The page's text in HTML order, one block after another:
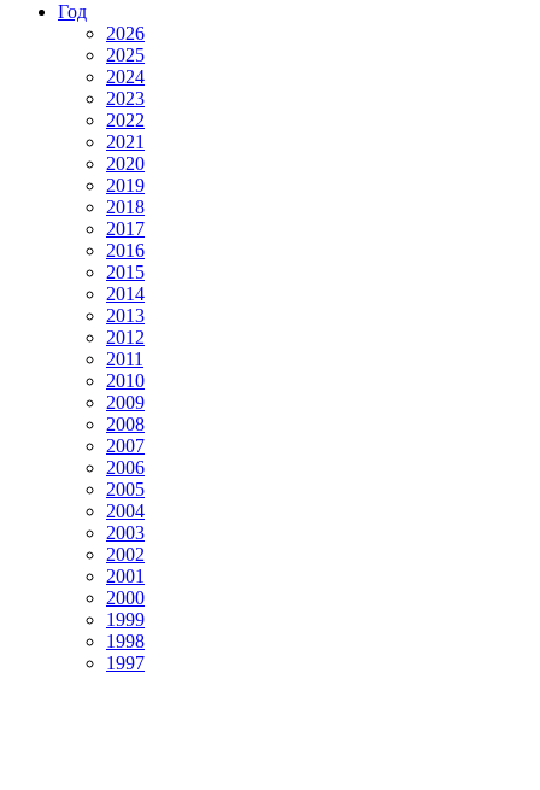
Год
2026
2025
2024
2023
2022
2021
2020
2019
2018
2017
2016
2015
2014
2013
2012
2011
2010
2009
2008
2007
2006
2005
2004
2003
2002
2001
2000
1999
1998
1997